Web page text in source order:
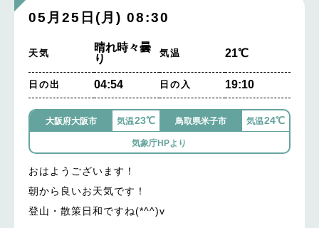
05月25日(月) 08:30
天気
晴れ時々曇
り
気温 21℃
日の出 04:54 日の入 19:10
大阪府大阪市 気温23℃ 鳥取県米子市 気温24℃
気象庁HPより
おはようございます！
朝から良いお天気です！
登山・散策日和ですね(*^^)v